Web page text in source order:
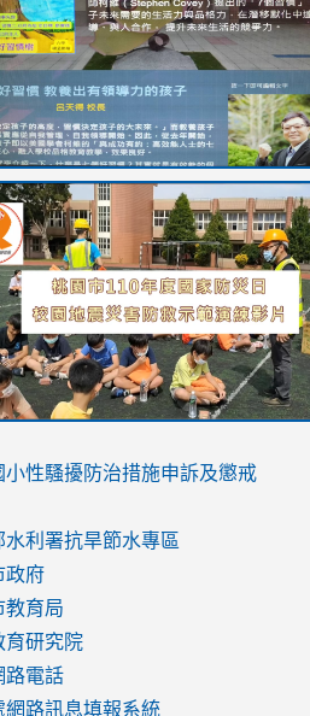
sites.google.com/stes.tyc.edu.tw/
drive.google.com/file/d/
youtu.be/jJOMVWY3-
drive.google.com/file/d/
watch?
watch?
watch?
小性騷擾防治措施申訴及懲戒
水利署抗旱節水專區
政府
教育局
育研究院
路電話
網路訊息填報系統